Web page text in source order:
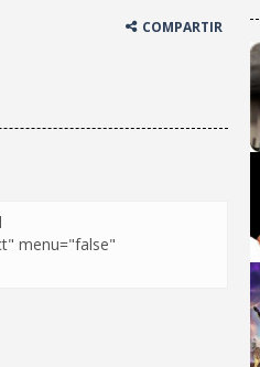
COMPARTIR